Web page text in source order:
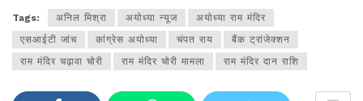
Tags: अनिल मिश्रा अयोध्या न्यूज
अयोध्या राम मंदिर
एसआईटी जांच
कांग्रेस अयोध्या चंपत राय
बैंक ट्रांजेक्शन
राम मंदिर चढ़ावा चोरी
राम मंदिर चोरी मामला राम मंदिर दान राशि